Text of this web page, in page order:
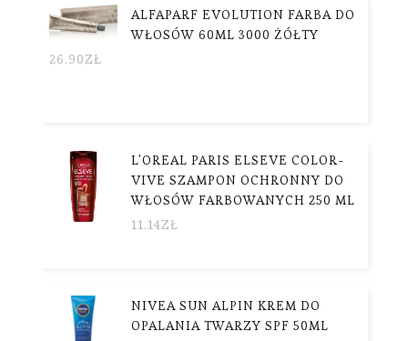
ALFAPARF EVOLUTION FARBA DO
WŁOSÓW 60ML 3000 ŻÓŁTY
26.90ZŁ
L'OREAL PARIS ELSEVE COLOR-
VIVE SZAMPON OCHRONNY DO
WŁOSÓW FARBOWANYCH 250 ML
11.14ZŁ
NIVEA SUN ALPIN KREM DO
OPALANIA TWARZY SPF 50ML